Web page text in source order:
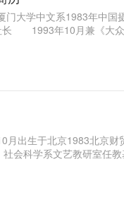
大学中文系1983年中
1993年10月兼《大
月出生于北京1983北京
会科学系文艺教研室任